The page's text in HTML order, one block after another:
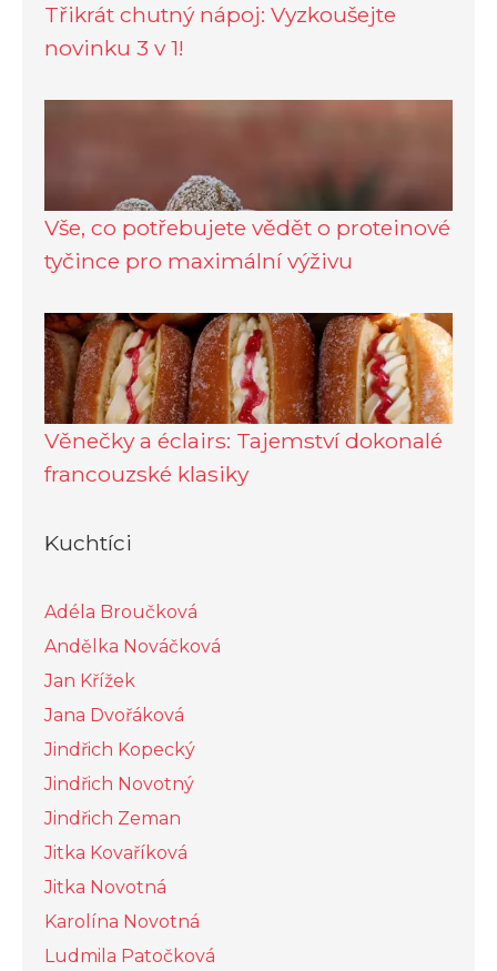
Třikrát chutný nápoj: Vyzkoušejte
novinku 3 v 1!
Vše, co potřebujete vědět o proteinové
tyčince pro maximální výživu
Věnečky a éclairs: Tajemství dokonalé
francouzské klasiky
Kuchtíci
Adéla Broučková
Andělka Nováčková
Jan Křížek
Jana Dvořáková
Jindřich Kopecký
Jindřich Novotný
Jindřich Zeman
Jitka Kovaříková
Jitka Novotná
Karolína Novotná
Ludmila Patočková